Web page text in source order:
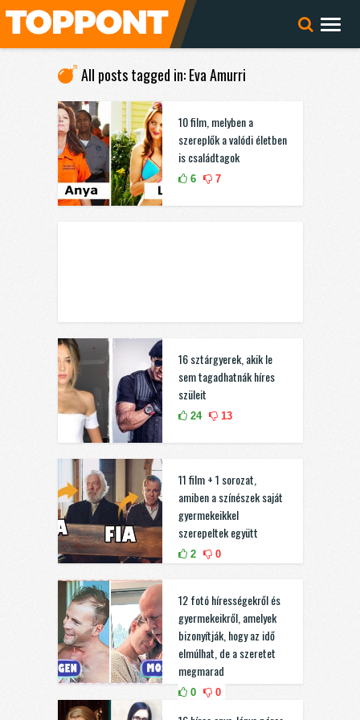
All posts tagged in: Eva Amurri
10 film, melyben a
szereplők a valódi életben
is családtagok
6 7
16 sztárgyerek, akik le
sem tagadhatnák híres
szüleit
24 13
11 film + 1 sorozat,
amiben a színészek saját
gyermekeikkel
szerepeltek együtt
2 0
12 fotó hírességekről és
gyermekeikről, amelyek
bizonyítják, hogy az idő
elmúlhat, de a szeretet
megmarad
0 0